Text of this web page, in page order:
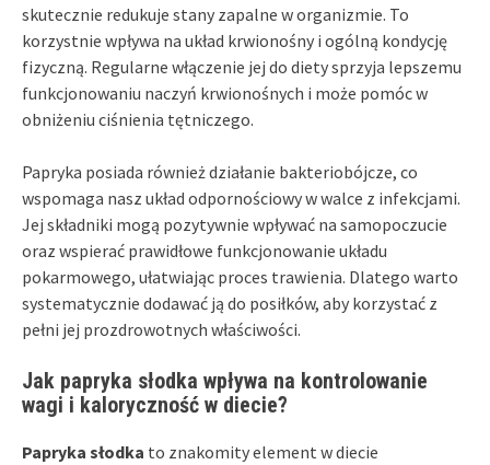
skutecznie redukuje stany zapalne w organizmie. To
korzystnie wpływa na układ krwionośny i ogólną kondycję
fizyczną. Regularne włączenie jej do diety sprzyja lepszemu
funkcjonowaniu naczyń krwionośnych i może pomóc w
obniżeniu ciśnienia tętniczego.
Papryka posiada również działanie bakteriobójcze, co
wspomaga nasz układ odpornościowy w walce z infekcjami.
Jej składniki mogą pozytywnie wpływać na samopoczucie
oraz wspierać prawidłowe funkcjonowanie układu
pokarmowego, ułatwiając proces trawienia. Dlatego warto
systematycznie dodawać ją do posiłków, aby korzystać z
pełni jej prozdrowotnych właściwości.
Jak papryka słodka wpływa na kontrolowanie
wagi i kaloryczność w diecie?
Papryka słodka to znakomity element w diecie